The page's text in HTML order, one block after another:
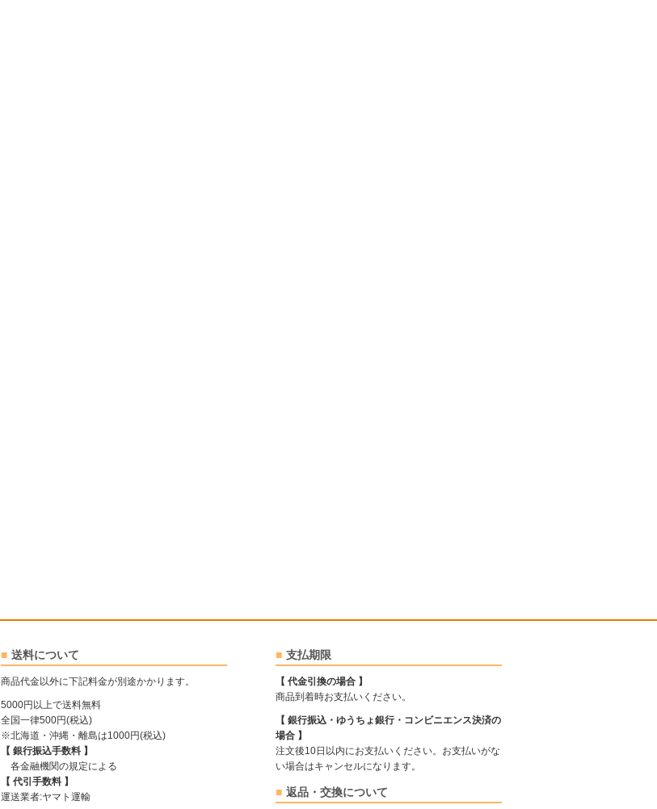
送料について
商品代金以外に下記料金が別途かかります。
5000円以上で送料無料
全国一律500円(税込)
※北海道・沖縄・離島は1000円(税込)
【 銀行振込手数料 】
各金融機関の規定による
【 代引手数料 】
運送業者:ヤマト運輸
支払期限
【 代金引換の場合 】
商品到着時お支払いください。
【 銀行振込・ゆうちょ銀行・コンビニエンス決済の
場合 】
注文後10日以内にお支払いください。お支払いがな
い場合はキャンセルになります。
返品・交換について